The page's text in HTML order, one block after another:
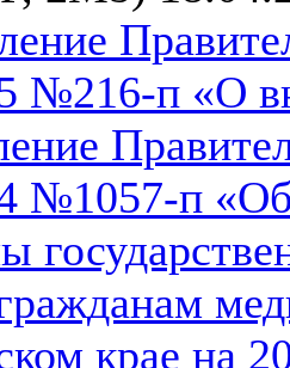
№216-п «О
№1057-п
крае на